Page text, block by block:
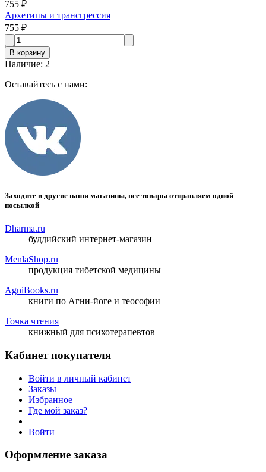
755 ₽
Архетипы и трансгрессия
755 ₽
В корзину
Наличие: 2
Оставайтесь с нами:
Заходите в другие наши магазины, все товары отправляем одной
посылкой
Dharma.ru
буддийский интернет-магазин
MenlaShop.ru
продукция тибетской медицины
AgniBooks.ru
книги по Агни-йоге и теософии
Точка чтения
книжный для психотерапевтов
Кабинет покупателя
Войти в личный кабинет
Заказы
Избранное
Где мой заказ?
Войти
Оформление заказа